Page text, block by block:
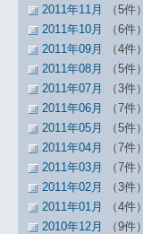
2011年11月
（5件）
2011年10月
（6件）
2011年09月
（4件）
2011年08月
（5件）
2011年07月
（3件）
2011年06月
（7件）
2011年05月
（5件）
2011年04月
（7件）
2011年03月
（7件）
2011年02月
（3件）
2011年01月
（4件）
2010年12月
（9件）